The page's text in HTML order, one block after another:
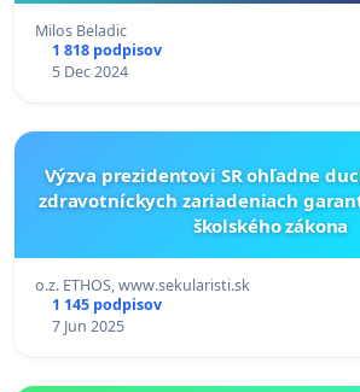
Milos Beladic
1 818 podpisov
5 Dec 2024
Výzva prezidentovi SR ohľadne
zdravotníckych zariadeniach
školského zákona
o.z. ETHOS, www.sekularisti.sk
1 145 podpisov
7 Jun 2025